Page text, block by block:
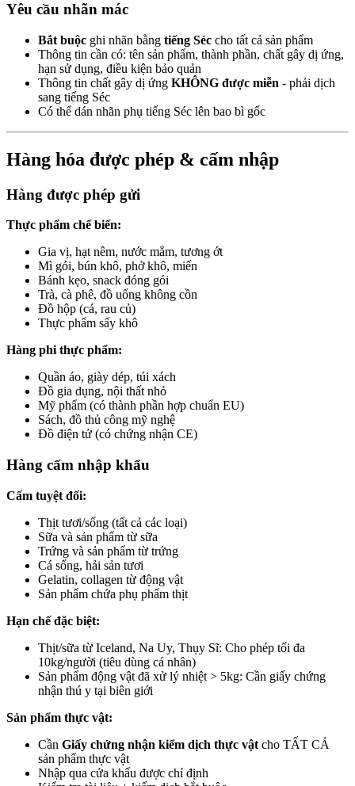
Yêu cầu nhãn mác
Bắt buộc ghi nhãn bằng tiếng Séc cho tất cả sản phẩm
Thông tin cần có: tên sản phẩm, thành phần, chất gây dị ứng,
hạn sử dụng, điều kiện bảo quản
Thông tin chất gây dị ứng KHÔNG được miễn - phải dịch
sang tiếng Séc
Có thể dán nhãn phụ tiếng Séc lên bao bì gốc
Hàng hóa được phép & cấm nhập
Hàng được phép gửi
Thực phẩm chế biến:
Gia vị, hạt nêm, nước mắm, tương ớt
Mì gói, bún khô, phở khô, miến
Bánh kẹo, snack đóng gói
Trà, cà phê, đồ uống không cồn
Đồ hộp (cá, rau củ)
Thực phẩm sấy khô
Hàng phi thực phẩm:
Quần áo, giày dép, túi xách
Đồ gia dụng, nội thất nhỏ
Mỹ phẩm (có thành phần hợp chuẩn EU)
Sách, đồ thủ công mỹ nghệ
Đồ điện tử (có chứng nhận CE)
Hàng cấm nhập khẩu
Cấm tuyệt đối:
Thịt tươi/sống (tất cả các loại)
Sữa và sản phẩm từ sữa
Trứng và sản phẩm từ trứng
Cá sống, hải sản tươi
Gelatin, collagen từ động vật
Sản phẩm chứa phụ phẩm thịt
Hạn chế đặc biệt:
Thịt/sữa từ Iceland, Na Uy, Thụy Sĩ: Cho phép tối đa
10kg/người (tiêu dùng cá nhân)
Sản phẩm động vật đã xử lý nhiệt > 5kg: Cần giấy chứng
nhận thú y tại biên giới
Sản phẩm thực vật:
Cần Giấy chứng nhận kiểm dịch thực vật cho TẤT CẢ
sản phẩm thực vật
Nhập qua cửa khẩu được chỉ định